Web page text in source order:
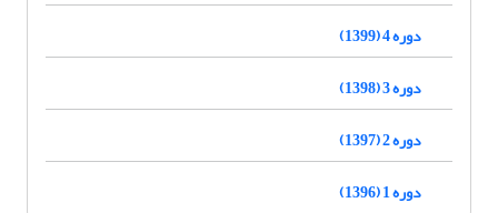
دوره 4 (1399)
دوره 3 (1398)
دوره 2 (1397)
دوره 1 (1396)